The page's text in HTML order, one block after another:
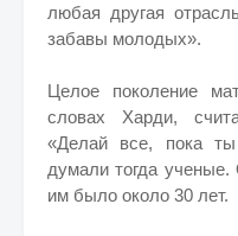
любая другая
забавы молодых».
Целое поколение
словах Харди,
«Делай все, пока
думали тогда
им было около 30 лет.